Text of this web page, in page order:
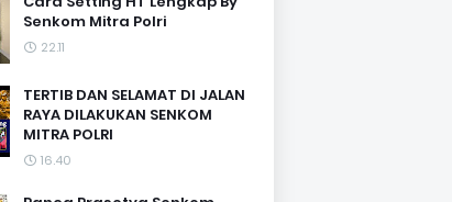
Senkom Mitra Polri
22.11
TERTIB DAN SELAMAT DI JALAN
RAYA DILAKUKAN SENKOM
MITRA POLRI
16.40